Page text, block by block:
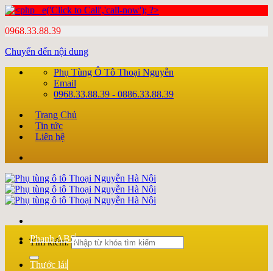
0968.33.88.39
Chuyển đến nội dung
Phụ Tùng Ô Tô Thoại Nguyễn
Email
0968.33.88.39 - 0886.33.88.39
Trang Chủ
Tin tức
Liên hệ
Tìm kiếm:
Phanh ABS
Thước lái